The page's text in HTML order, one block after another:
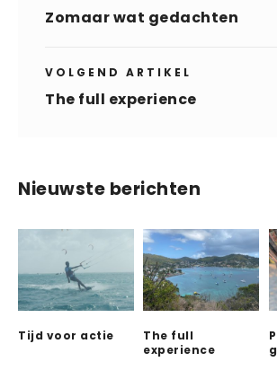
Zomaar wat gedachten
VOLGEND ARTIKEL
The full experience
Nieuwste berichten
Tijd voor actie
The full
experience